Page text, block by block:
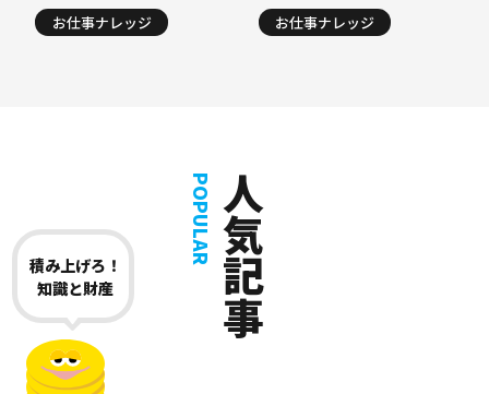
お仕事ナレッジ
お仕事ナレッジ
人気記事
POPULAR
積み上げろ！
知識と財産